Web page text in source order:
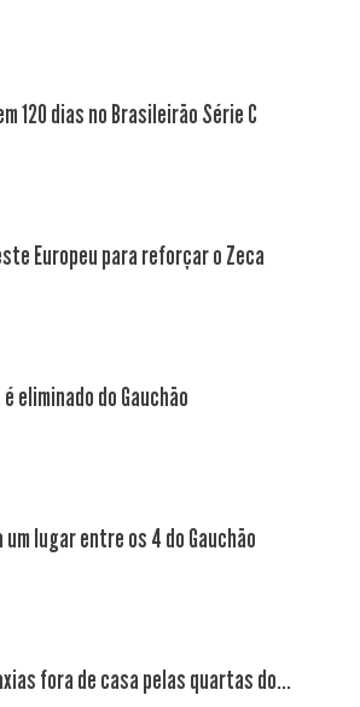
120 dias no Brasileirão Série C
Europeu para reforçar o Zeca
eliminado do Gauchão
lugar entre os 4 do Gauchão
fora de casa pelas quartas do...